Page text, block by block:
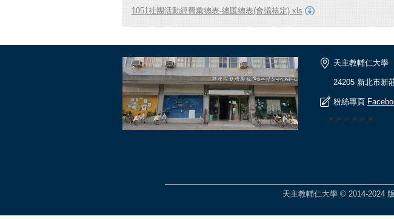
1051社團活動經費彙總表-總匯總表(會議核定).xls
天主教輔仁大學
24205 新北市新
粉絲專頁
🎆🎆🎆🎆🎆🎆
天主教輔仁大學 © 2014-2024